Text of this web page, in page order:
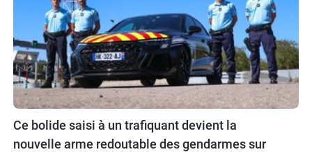
Ce bolide saisi à un trafiquant devient la
nouvelle arme redoutable des gendarmes sur